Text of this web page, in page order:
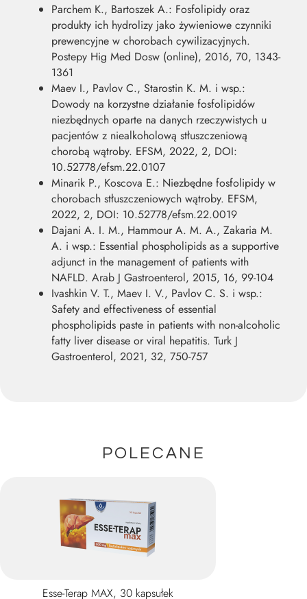
Parchem K., Bartoszek A.: Fosfolipidy oraz
produkty ich hydrolizy jako żywieniowe czynniki
prewencyjne w chorobach cywilizacyjnych.
Postepy Hig Med Dosw (online), 2016, 70, 1343-
1361
Maev I., Pavlov C., Starostin K. M. i wsp.:
Dowody na korzystne działanie fosfolipidów
niezbędnych oparte na danych rzeczywistych u
pacjentów z niealkoholową stłuszczeniową
chorobą wątroby. EFSM, 2022, 2, DOI:
10.52778/efsm.22.0107
Minarik P., Koscova E.: Niezbędne fosfolipidy w
chorobach stłuszczeniowych wątroby. EFSM,
2022, 2, DOI: 10.52778/efsm.22.0019
Dajani A. I. M., Hammour A. M. A., Zakaria M.
A. i wsp.: Essential phospholipids as a supportive
adjunct in the management of patients with
NAFLD. Arab J Gastroenterol, 2015, 16, 99-104
Ivashkin V. T., Maev I. V., Pavlov C. S. i wsp.:
Safety and effectiveness of essential
phospholipids paste in patients with non-alcoholic
fatty liver disease or viral hepatitis. Turk J
Gastroenterol, 2021, 32, 750-757
POLECANE
Esse-Terap MAX, 30 kapsułek